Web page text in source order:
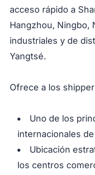
acceso rápido a
Hangzhou, Ningbo,
industriales y de
Yangtsé.
Ofrece a los
Uno de los
internacionales
Ubicación
los centros